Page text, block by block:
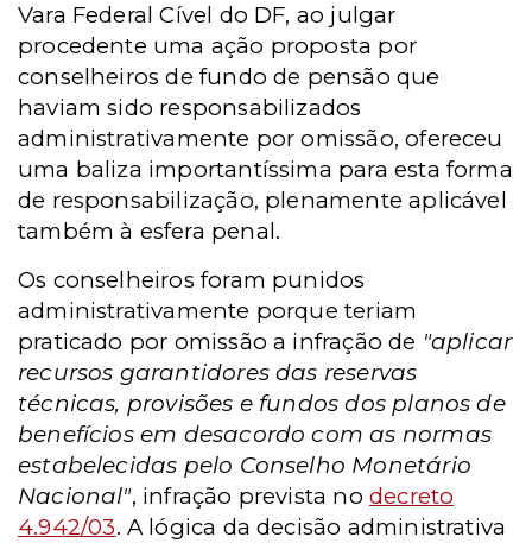
Vara Federal Cível do DF, ao julgar
procedente uma ação proposta por
conselheiros de fundo de pensão que
haviam sido responsabilizados
administrativamente por omissão, ofereceu
uma baliza importantíssima para esta forma
de responsabilização, plenamente aplicável
também à esfera penal.
Os conselheiros foram punidos
administrativamente porque teriam
praticado por omissão a infração de "aplicar
recursos garantidores das reservas
técnicas, provisões e fundos dos planos de
benefícios em desacordo com as normas
estabelecidas pelo Conselho Monetário
Nacional", infração prevista no decreto
4.942/03. A lógica da decisão administrativa